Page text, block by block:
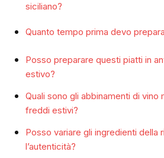
siciliano?
Quanto tempo prima devo
Posso preparare questi piatti in
estivo?
Quali sono gli abbinamenti di vino
freddi estivi?
Posso variare gli ingredienti della
l’autenticità?